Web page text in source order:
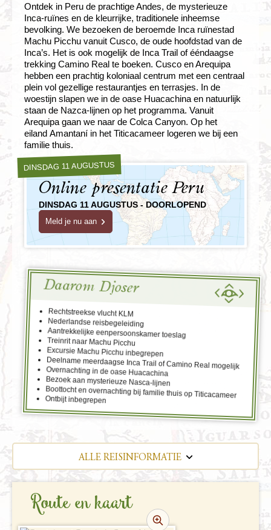
Ontdek in Peru de prachtige Andes, de mysterieuze
Inca-ruïnes en de kleurrijke, traditionele inheemse
bevolking. We bezoeken de beroemde Inca ruïnestad
Machu Picchu vanuit Cusco, de oude hoofdstad van de
Inca’s. Het is ook mogelijk de Inca Trail of ééndaagse
trekking Camino Real te boeken. Cusco en Arequipa
hebben een prachtig koloniaal centrum met een centraal
plein vol gezellige restaurantjes en terrasjes. In de
woestijn slapen we in de oase Huacachina en natuurlijk
staan de Nazca-lijnen op het programma. Vanuit
Arequipa gaan we naar de Colca Canyon. Op het
eiland Amantaní in het Titicacameer logeren we bij een
familie thuis.
DINSDAG 11 AUGUSTUS
Online presentatie Peru
DINSDAG 11 AUGUSTUS - DOORLOPEND
Meld je nu aan
Daarom Djoser
Rechtstreekse vlucht KLM
Nederlandse reisbegeleiding
Aantrekkelijke eenpersoonskamer toeslag
Treinrit naar Machu Picchu
Excursie Machu Picchu inbegrepen
Deelname meerdaagse Inca Trail of Camino Real mogelijk
Overnachting in de oase Huacachina
Bezoek aan mysterieuze Nasca-lijnen
Boottocht en overnachting bij familie thuis op Titicacameer
Ontbijt inbegrepen
ALLE REISINFORMATIE
REISBESCHRIJVING
VERTREKDATA/PRIJS
Route en kaart